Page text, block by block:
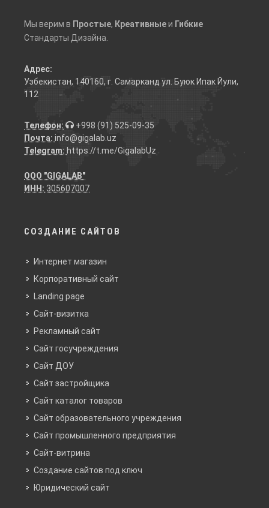
Мы верим в Простые, Креативныеи Гибкие
Стандарты Дизайна.
Адрес:
Узбекистан, 140160, г. Самарканд ул. Буюк Ипак Йули,
112
Телефон:
+998 (91) 525-09-35
Почта: info@gigalab.uz
Telegram: https://t.me/GigalabUz
ООО "GIGALAB"
ИНН: 305607007
СОЗДАНИЕ САЙТОВ
Интернет магазин
Корпоративный сайт
Landing page
Сайт-визитка
Рекламный сайт
Сайт госучреждения
Сайт ДОУ
Сайт застройщика
Сайт каталог товаров
Сайт образовательного учреждения
Сайт промышленного предприятия
Сайт-витрина
Создание сайтов под ключ
Юридический сайт